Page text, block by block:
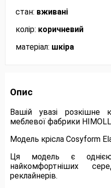
стан: вживані
колір: коричневий
матеріал: шкіра
Опис
Вашій увазі розкішне
меблевої фабрики
Модель крісла Cosyform
Ця модель є
найкомфортніших
реклайнерів.